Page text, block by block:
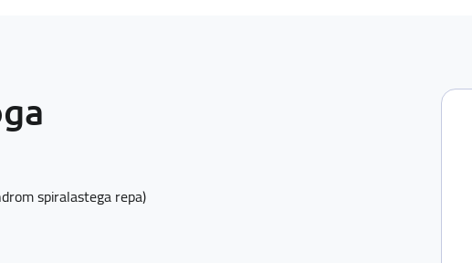
spiralastega repa)